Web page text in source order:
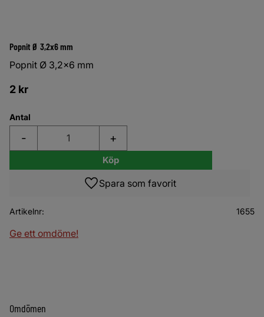
Popnit Ø 3,2x6 mm
Popnit Ø 3,2x6 mm
2 kr
Antal
+
-
Köp
Lägg till i favoriter
Artikelnr 1655
Ge ett omdöme!
Omdömen